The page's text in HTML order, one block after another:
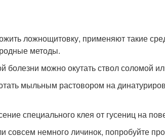
ложнощитовку, применяют такие
методы.
болезни можно окутать ствол соломой
мыльным растовором на
специального клея от гусениц на
совсем немного личинок, попробуйте